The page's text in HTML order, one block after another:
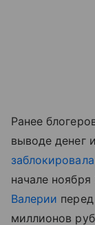
Ранее
выводе денег
начале
Валерии
миллионов